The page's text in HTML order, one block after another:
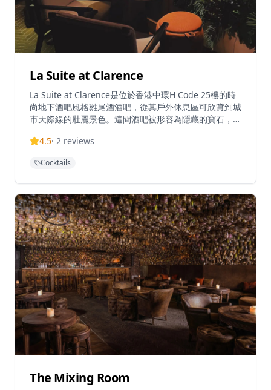
La Suite at Clarence
La Suite at Clarence是位於香港中環H Code 25樓的時
尚地下酒吧風格雞尾酒酒吧，從其戶外休息區可欣賞到城
市天際線的壯麗景色。這間酒吧被形容為隱藏的寶石，擁
草和獨特的風味組合。酒吧專門調製經典雞尾酒和獨特的
吧概念經營，La Suite提供熱情和專業的服務，擁有充滿
4.5· 2 reviews
Cocktails
The Mixing Room